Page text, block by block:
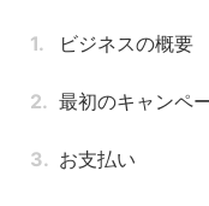
ビジネスの概要
最初のキャンペ
お支払い